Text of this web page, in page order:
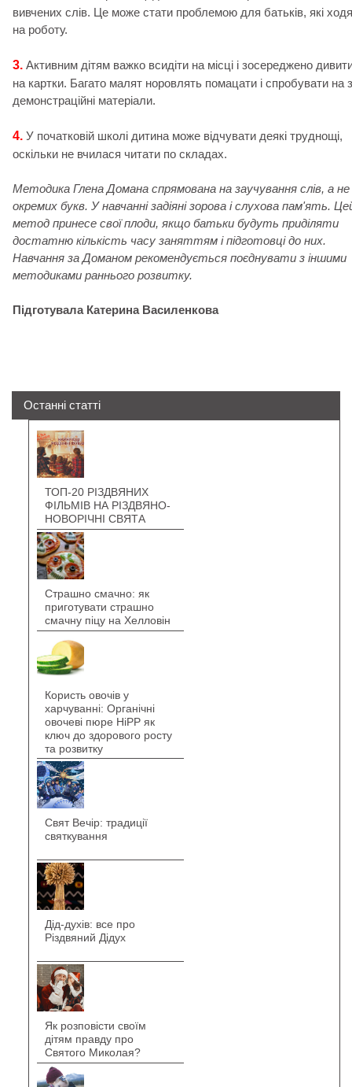
вивчених слів. Це може стати проблемою для батьків, які
на роботу.
3. Активним дітям важко всидіти на місці і зосереджено
на картки. Багато малят норовлять помацати і спробувати на
демонстраційні матеріали.
4. У початковій школі дитина може відчувати деякі труднощі,
оскільки не вчилася читати по складах.
Методика Глена Домана спрямована на заучування слів, а не
окремих букв. У навчанні задіяні зорова і слухова пам'ять.
метод принесе свої плоди, якщо батьки будуть приділяти
достатню кількість часу заняттям і підготовці до них.
Навчання за Доманом рекомендується поєднувати з іншими
методиками раннього розвитку.
Підготувала Катерина Василенкова
Останні статті
ТОП-20 РІЗДВЯНИХ
ФІЛЬМІВ НА РІЗДВЯНО-
НОВОРІЧНІ СВЯТА
Страшно смачно: як
приготувати страшно
смачну піцу на Хелловін
Користь овочів у
харчуванні: Органічні
овочеві пюре HiPP як
ключ до здорового росту
та розвитку
Свят Вечір: традиції
святкування
Дід-духів: все про
Різдвяний Дідух
Як розповісти своїм
дітям правду про
Святого Миколая?